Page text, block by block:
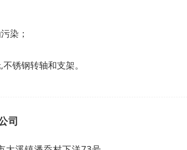
染；
锈钢转轴和支架。
司